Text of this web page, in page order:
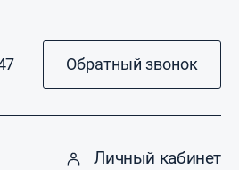
Обратный звонок
Личный кабинет